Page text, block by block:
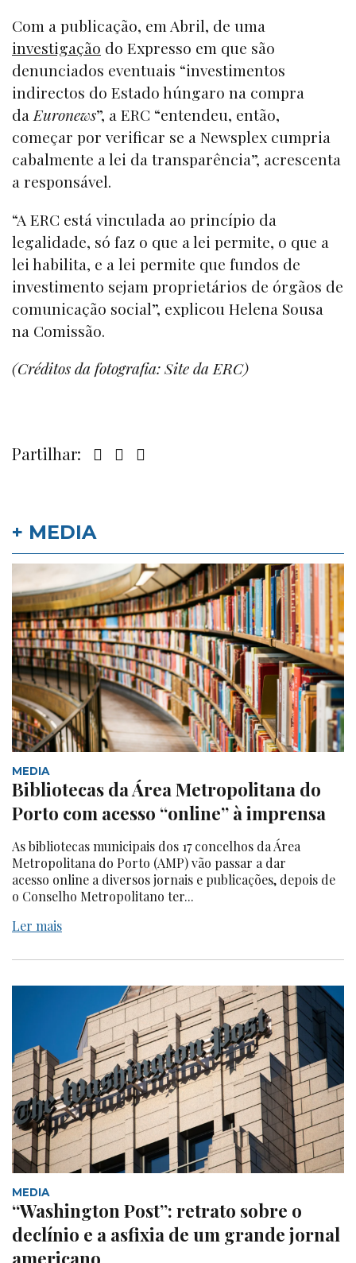
Com a publicação, em Abril, de uma
investigação do Expresso em que são
denunciados eventuais “investimentos
indirectos do Estado húngaro na compra
daEuronews”, a ERC “entendeu, então,
começar por verificar se a Newsplex cumpria
cabalmente a lei da transparência”, acrescenta
a responsável.
“A ERC está vinculada ao princípio da
legalidade, só faz o que a lei permite, o que a
lei habilita, e a lei permite que fundos de
investimento sejam proprietários de órgãos de
comunicação social”, explicou Helena Sousa
na Comissão.
(Créditos da fotografia: Site da ERC)
Partilhar:
+ MEDIA
MEDIA
Bibliotecas da Área Metropolitana do
Porto com acesso “online” à imprensa
As bibliotecas municipais dos 17 concelhos da Área
Metropolitana do Porto (AMP) vão passar a dar
acesso online a diversos jornais e publicações, depois de
o Conselho Metropolitano ter...
Ler mais
MEDIA
“Washington Post”: retrato sobre o
declínio e a asfixia de um grande jornal